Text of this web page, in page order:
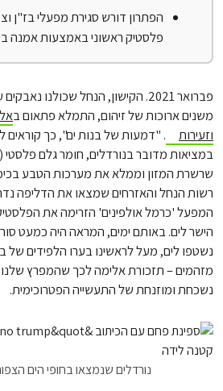
הפתרון דורש סגירת מפעלי בז"ן
פלסטיק ראשוני באמצעות אמנה
פברואר 2021. הקישון, הנחל שכולנו
משנים ארוכות של זיהום, התמלא פתאום ב
וזעירות
. "דמעות של בנות ים", כך קוראים
במציאות מדובר בנורדלים, חומר גלם
שרשרת המזון וממלא את מערכות הטבע
רשות הנחל והאזרחים שמצאו את הדליפה
המפעל 'כרמל אולפינים' הזרימה את
הישר לים. באותם ימים, המראה היה כמעט
נשטפו לים, מעל לראשינו בערו הלפידים של
מזהמים – תזכורת אלימה לכך שהמפרץ
נשכחת ומוזנחת של התעשייה הפטרוכימית.
נורדלים שנמצאו בחופי הים